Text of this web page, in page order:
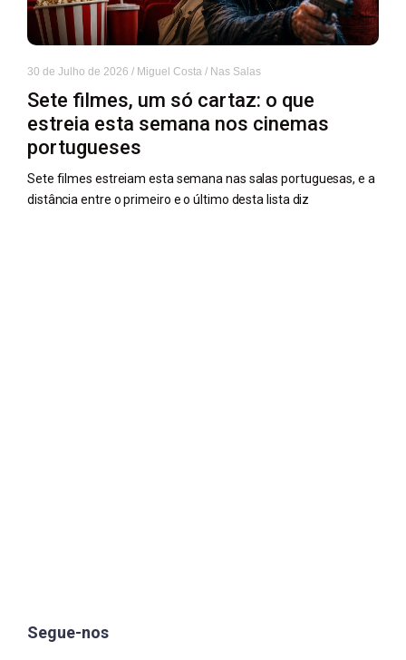
30 de Julho de 2026 / Miguel Costa / Nas Salas
Sete filmes, um só cartaz: o que
estreia esta semana nos cinemas
portugueses
Sete filmes estreiam esta semana nas salas portuguesas, e a
distância entre o primeiro e o último desta lista diz
Segue-nos